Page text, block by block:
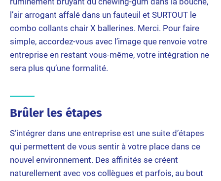
l’air arrogant affalé dans un fauteuil et SURTOUT le
combo collants chair X ballerines. Merci. Pour faire
simple, accordez-vous avec l’image que renvoie votre
entreprise en restant vous-même, votre intégration ne
sera plus qu’une formalité.
Brûler les étapes
S’intégrer dans une entreprise est une suite d’étapes
qui permettent de vous sentir à votre place dans ce
nouvel environnement. Des affinités se créent
naturellement avec vos collègues et parfois, au bout